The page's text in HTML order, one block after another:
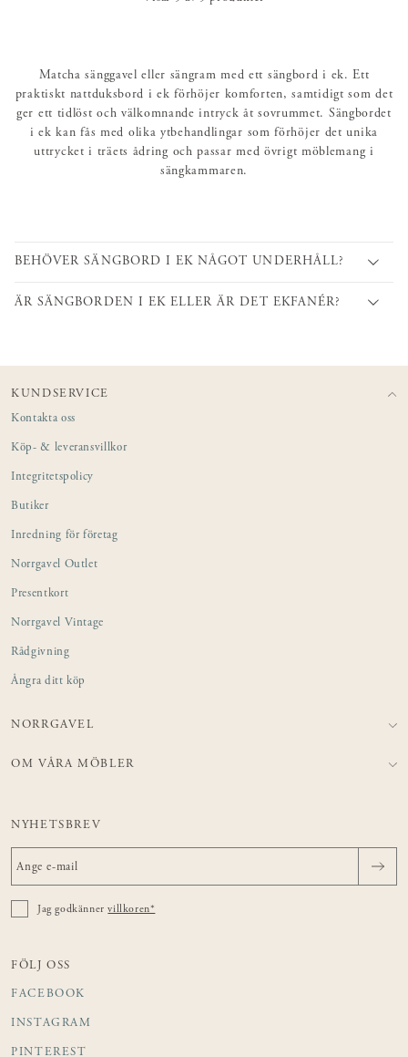
Matcha sänggavel eller sängram med ett sängbord i ek. Ett
praktiskt nattduksbord i ek förhöjer komforten, samtidigt som det
ger ett tidlöst och välkomnande intryck åt sovrummet. Sängbordet
i ek kan fås med olika ytbehandlingar som förhöjer det unika
uttrycket i träets ådring och passar med övrigt möblemang i
sängkammaren.
BEHÖVER SÄNGBORD I EK NÅGOT UNDERHÅLL?
ÄR SÄNGBORDEN I EK ELLER ÄR DET EKFANÉR?
KUNDSERVICE
Kontakta oss
Köp- & leveransvillkor
Integritetspolicy
Butiker
Inredning för företag
Norrgavel Outlet
Presentkort
Norrgavel Vintage
Rådgivning
Ångra ditt köp
NORRGAVEL
OM VÅRA MÖBLER
NYHETSBREV
Jag godkännervillkoren*
FÖLJ OSS
FACEBOOK
INSTAGRAM
PINTEREST